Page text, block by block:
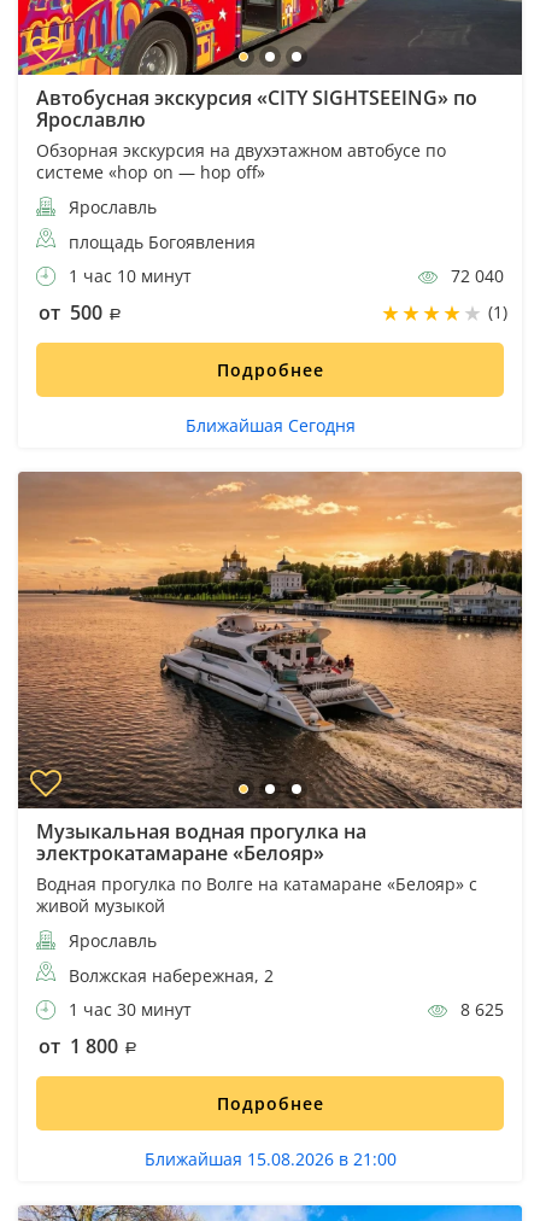
Автобусная экскурсия «CITY SIGHTSEEING» по
Ярославлю
Обзорная экскурсия на двухэтажном автобусе по
системе «hop on — hop off»
Ярославль
площадь Богоявления
1 час 10 минут
72 040
от 500 (1)
Подробнее
Ближайшая Сегодня
Музыкальная водная прогулка на
электрокатамаране «Белояр»
Водная прогулка по Волге на катамаране «Белояр» с
живой музыкой
Ярославль
Волжская набережная, 2
1 час 30 минут
8 625
от 1 800
Подробнее
Ближайшая 15.08.2026 в 21:00